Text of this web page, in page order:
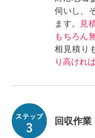
伺いし、
ます。 見
もちろん
相見積り
り高けれ
回収作業